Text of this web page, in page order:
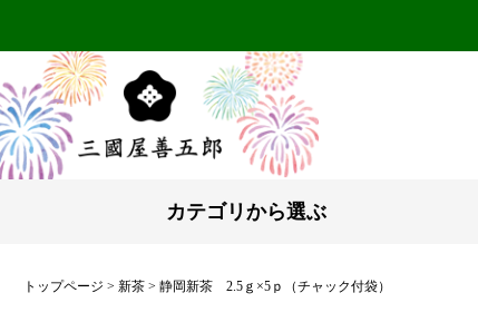
カテゴリから選ぶ
トップページ 新茶 静岡新茶 2.5ｇ×5ｐ（チャック付袋）